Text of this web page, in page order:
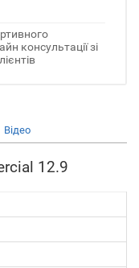
консультації зі
Відео
12.9